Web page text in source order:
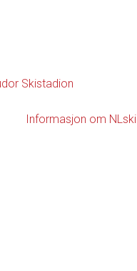
Skistadion
Informasjon om NLski